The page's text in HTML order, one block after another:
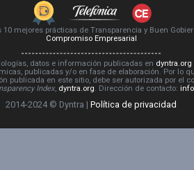
mejores prácticas de Transparencia y Buen
Compromiso Empresarial
datos e información publicadas en dyntra.org
publicadas y/o en fase de elaboración. Por lo
publicada en este sitio, debe ser autorizada por el
Index, dyntra.org. Dirección de contacto:
2014-2024 © Dyntra | Política de privacidad